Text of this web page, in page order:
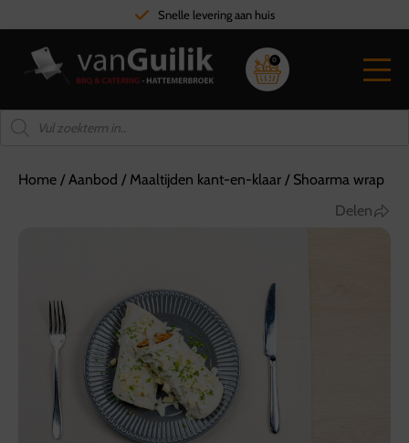
Snelle levering aan huis
0
Home /Aanbod / Maaltijden kant-en-klaar / Shoarma wrap
Delen